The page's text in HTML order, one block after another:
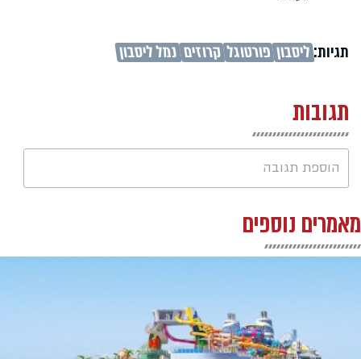
תגיות:ליסבון פורטוגל קרוזים נמל ליסבון
תגובות
הוספת תגובה
מאמרים נוספים